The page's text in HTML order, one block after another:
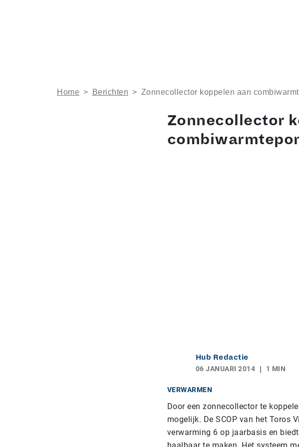
Home > Berichten > Zonnecollector koppelen aan
Zonnecollector
Hub Redactie
06 JANUARI 2014
1 MIN
VERWARMEN
Door een zonnecollector te
mogelijk. De SCOP van het Toros
verwarming 6 op jaarbasis en